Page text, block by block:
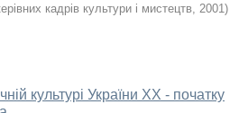
кадрів культури і мистецтв, 2001)
культурі України XX - початку